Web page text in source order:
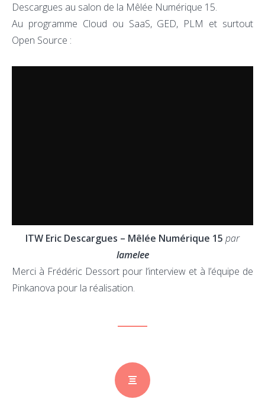
Descargues au salon de la Mêlée Numérique 15.
Au programme Cloud ou SaaS, GED, PLM et surtout
Open Source :
ITW Eric Descargues – Mêlée Numérique 15 par
lamelee
Merci à Frédéric Dessort pour l’interview et à l’équipe de
Pinkanova pour la réalisation.